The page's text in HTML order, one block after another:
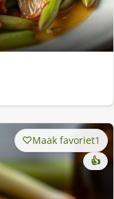
Maak favoriet1
👍